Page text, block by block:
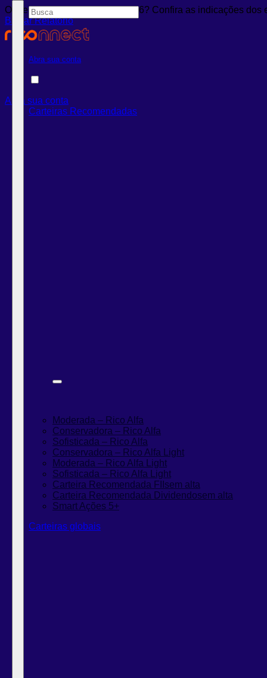
Onde investir em agosto de 2026? Confira as indicações dos
Baixar Relatório
Abra sua conta
Abra sua conta
Carteiras Recomendadas
Moderada – Rico Alfa
Conservadora – Rico Alfa
Sofisticada – Rico Alfa
Conservadora – Rico Alfa Light
Moderada – Rico Alfa Light
Sofisticada – Rico Alfa Light
Carteira Recomendada FIIsem alta
Carteira Recomendada Dividendosem alta
Smart Ações 5+
Carteiras globais